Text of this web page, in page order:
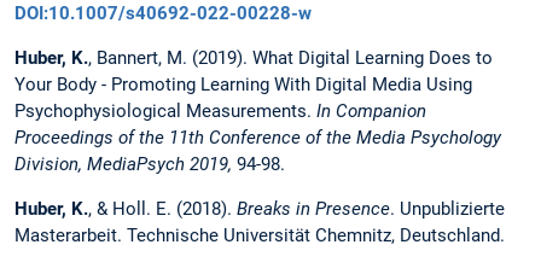
DOI:10.1007/s40692-022-00228-w
Huber, K., Bannert, M. (2019). What Digital Learning Does to
Your Body - Promoting Learning With Digital Media Using
Psychophysiological Measurements. In Companion
Proceedings of the 11th Conference of the Media Psychology
Division, MediaPsych 2019, 94-98.
Huber, K., & Holl. E. (2018). Breaks in Presence. Unpublizierte
Masterarbeit. Technische Universität Chemnitz, Deutschland.